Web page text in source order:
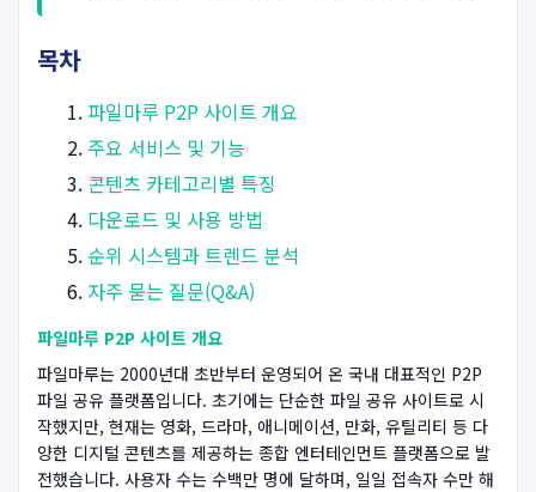
목차
파일마루 P2P 사이트 개요
주요 서비스 및 기능
콘텐츠 카테고리별 특징
다운로드 및 사용 방법
순위 시스템과 트렌드 분석
자주 묻는 질문(Q&A)
파일마루 P2P 사이트 개요
파일마루는 2000년대 초반부터 운영되어 온 국내 대표적인 P2P
파일 공유 플랫폼입니다. 초기에는 단순한 파일 공유 사이트로 시
작했지만, 현재는 영화, 드라마, 애니메이션, 만화, 유틸리티 등 다
양한 디지털 콘텐츠를 제공하는 종합 엔터테인먼트 플랫폼으로 발
전했습니다. 사용자 수는 수백만 명에 달하며, 일일 접속자 수만 해